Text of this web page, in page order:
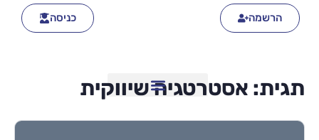
הרשמה כניסה
תגית: אסטרטגיה שיווקית